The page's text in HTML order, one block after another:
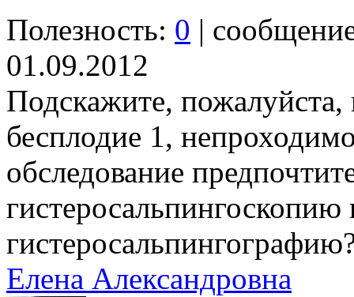
Полезность: 0 |
01.09.2012
Подскажите, пожалуйста,
бесплодие 1,
обследование
гистеросальпингоскопию
Елена Александровна